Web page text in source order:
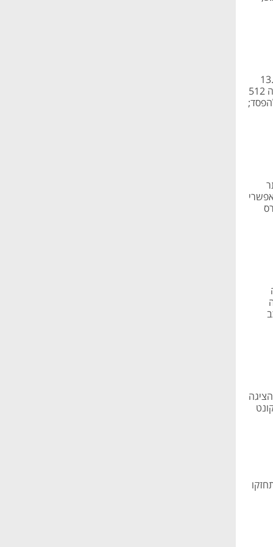
נפלה ב-11.8% ואתמול ב-13.9%
אחרי הפסד רבעוני - בעלת השליטה פוקס ירדה ב-6.1%; אלביט איבדה 6.1%, גייסה 512
אותה להפסד;
יותר
אפשרי
מדד ת"א 35 נחלש ב-0.2%, ת"א 125 ירד ב-0.4%, ת"א בנקים טיפס ב-0.2%; ICL הציגה
- פועלים התחזק ב-0.8%, דיסקונט
ות"א בנקים התחזקו